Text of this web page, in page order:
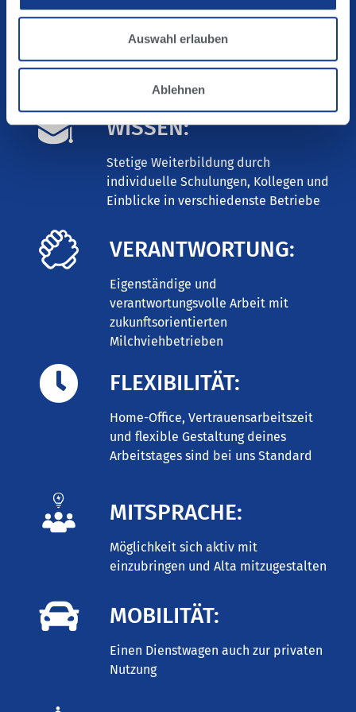
Auswahl erlauben
Ablehnen
TEAMWORK:
Ein motiviertes und leidenschaftliches
Team aus über 80 verschiedenen
Persönlichkeiten mit dem gleichen Ziel!
WISSEN:
Stetige Weiterbildung durch
individuelle Schulungen, Kollegen und
Einblicke in verschiedenste Betriebe
VERANTWORTUNG:
Eigenständige und
verantwortungsvolle Arbeit mit
zukunftsorientierten
Milchviehbetrieben
FLEXIBILITÄT:
Home-Office, Vertrauensarbeitszeit
und flexible Gestaltung deines
Arbeitstages sind bei uns Standard
MITSPRACHE:
Möglichkeit sich aktiv mit
einzubringen und Alta mitzugestalten
MOBILITÄT:
Einen Dienstwagen auch zur privaten
Nutzung